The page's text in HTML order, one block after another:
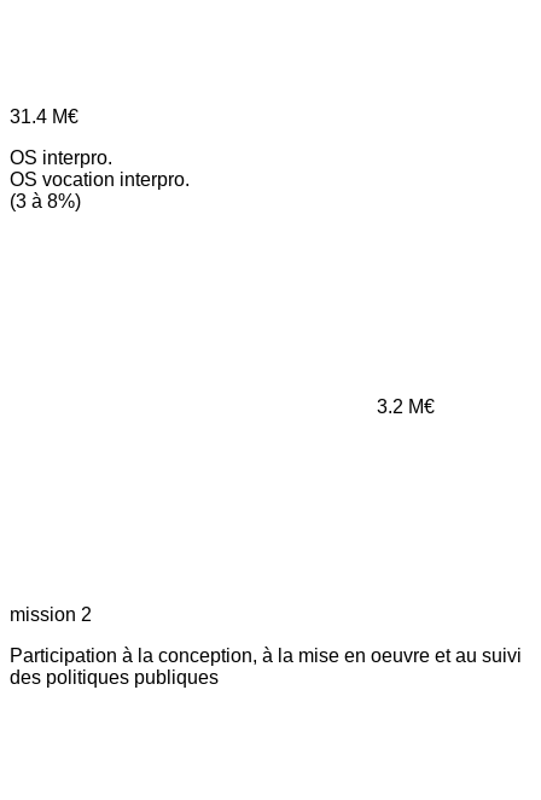
31.4 M€
OS interpro.
OS vocation interpro.
(3 à 8%)
3.2 M€
mission 2
Participation à la conception, à la mise en oeuvre et au suivi
des politiques publiques